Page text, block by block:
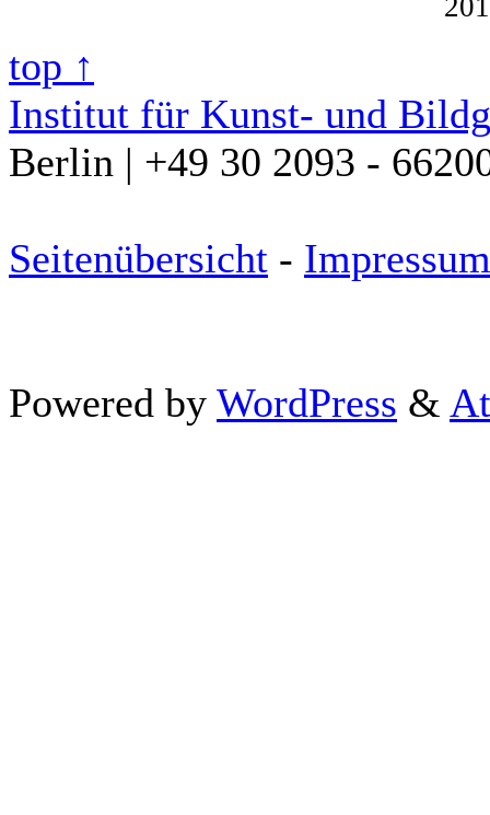
top ↑
Institut für Kunst- und
Berlin | +49 30 2093 -
Seitenübersicht - Impressum
Powered by WordPress &